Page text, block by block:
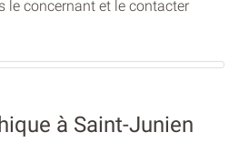
le concernant et le contacter
à Saint-Junien